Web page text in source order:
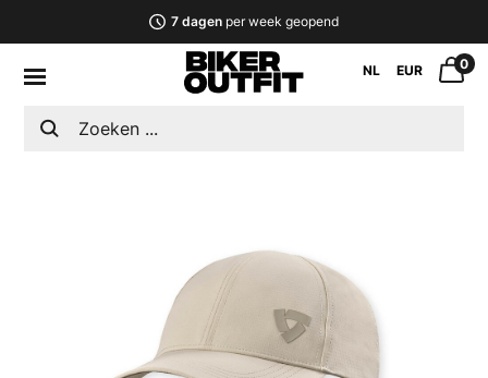
7 dagenper week geopend
NL EUR 0